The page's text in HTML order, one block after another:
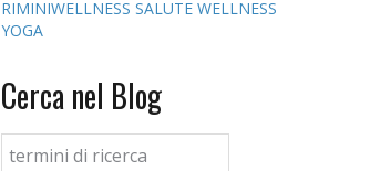
RIMINIWELLNESS SALUTE WELLNESS
YOGA
Cerca nel Blog